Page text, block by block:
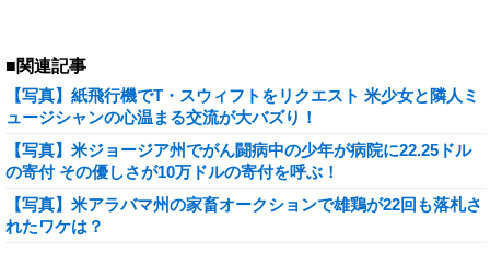
■関連記事
【写真】紙飛行機でT・スウィフトをリクエスト 米少女と隣人ミ
ュージシャンの心温まる交流が大バズり！
【写真】米ジョージア州でがん闘病中の少年が病院に22.25ドル
の寄付 その優しさが10万ドルの寄付を呼ぶ！
【写真】米アラバマ州の家畜オークションで雄鶏が22回も落札さ
れたワケは？